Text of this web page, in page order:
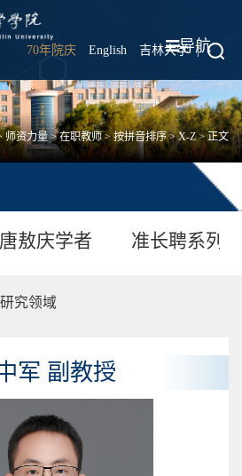
70年院庆 English 吉林大学 |
导航
师资力量>在职教师>按拼音排序>X-Z> 正文
唐敖庆学者 准长聘系列
究领域
军 副教授